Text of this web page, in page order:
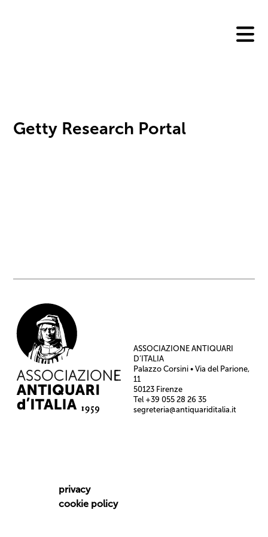
Getty Research Portal
ASSOCIAZIONE ANTIQUARI
D’ITALIA
Palazzo Corsini • Via del Parione,
11
50123 Firenze
Tel +39 055 28 26 35
segreteria@antiquariditalia.it
privacy
cookie policy